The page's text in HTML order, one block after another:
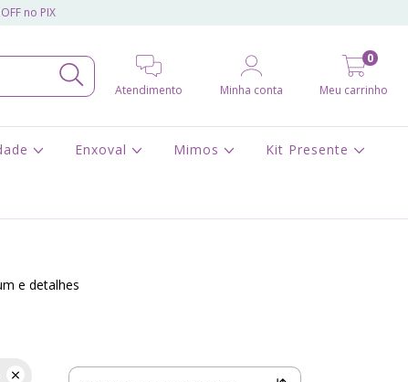
no PIX
Atendimento Minha conta Meu carrinho
0
Enxoval Mimos Kit Presente
e detalhes